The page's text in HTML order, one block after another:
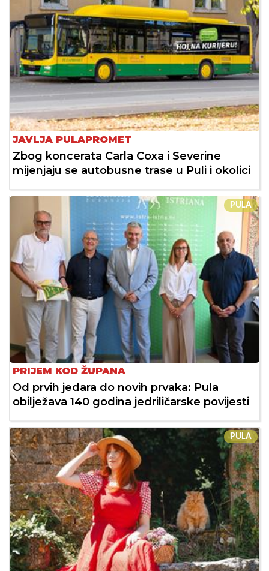
JAVLJA PULAPROMET
Zbog koncerata Carla Coxa i Severine
mijenjaju se autobusne trase u Puli i okolici
PULA
PRIJEM KOD ŽUPANA
Od prvih jedara do novih prvaka: Pula
obilježava 140 godina jedriličarske povijesti
PULA